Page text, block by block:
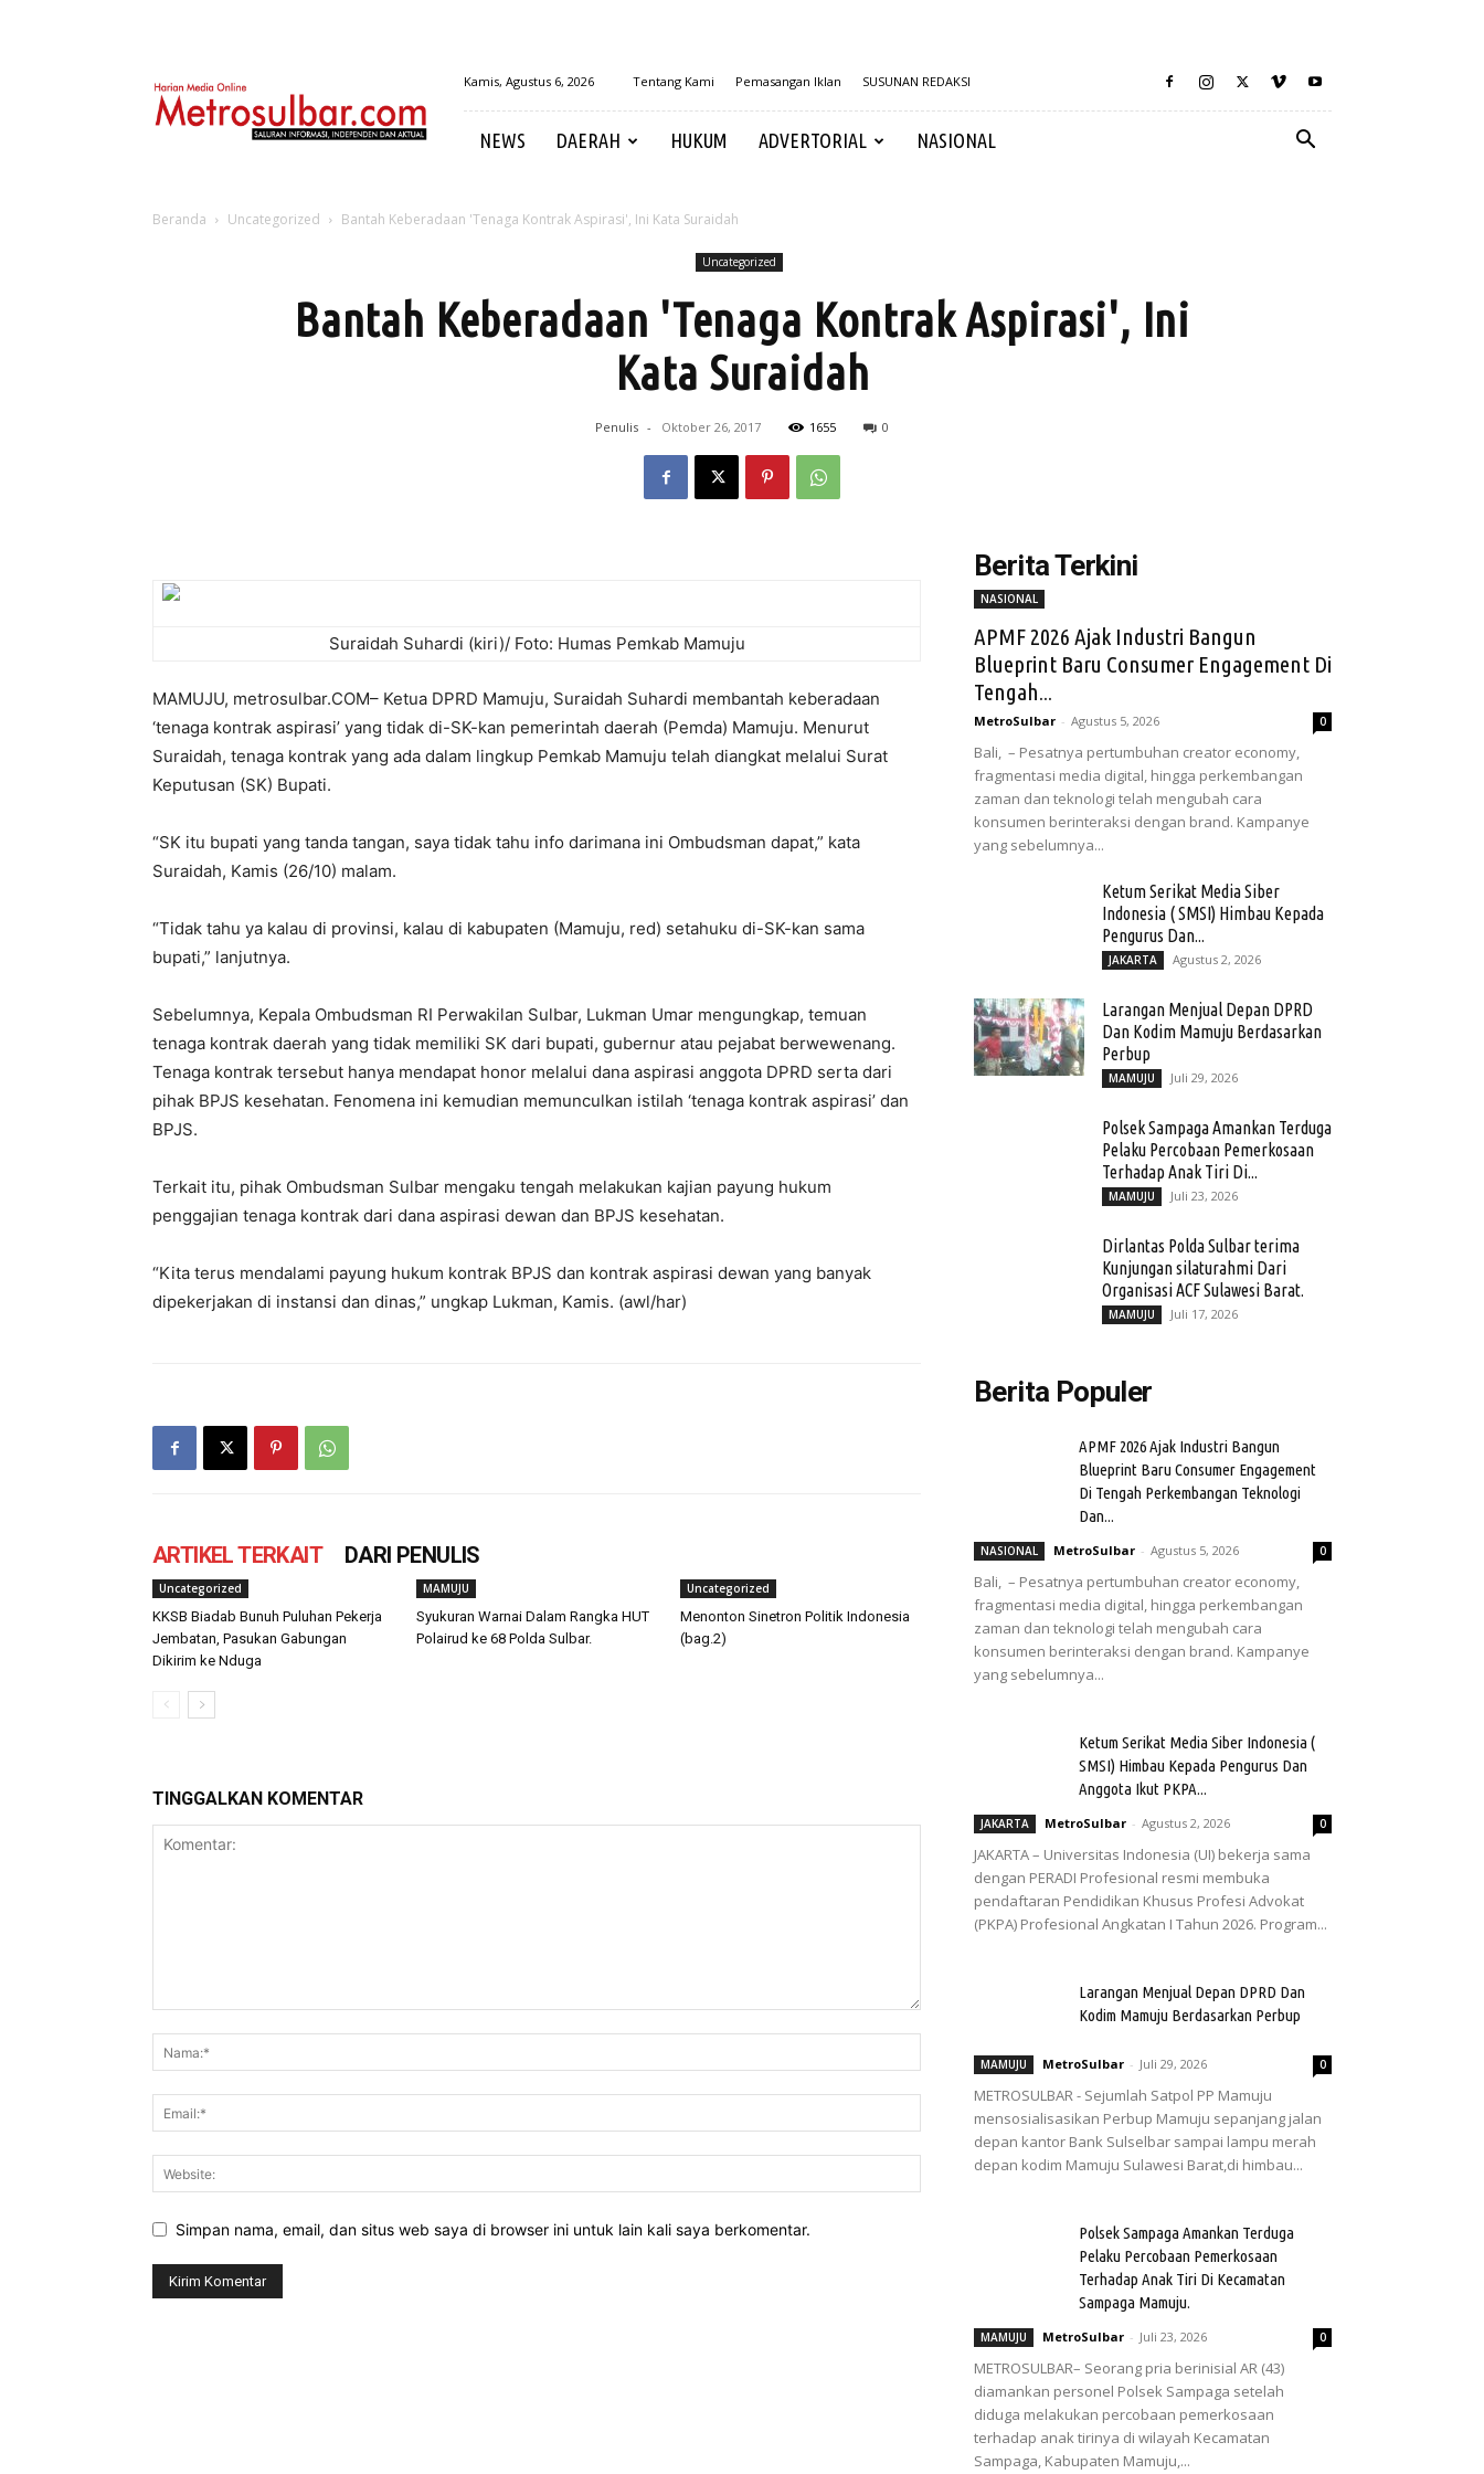
Kamis, Agustus 6, 2026 Tentang Kami Pemasangan Iklan SUSUNAN REDAKSI
NEWS DAERAH HUKUM ADVERTORIAL NASIONAL
Beranda Uncategorized Bantah Keberadaan 'Tenaga Kontrak Aspirasi', Ini Kata Suraidah
Uncategorized
Bantah Keberadaan 'Tenaga Kontrak Aspirasi', Ini
Kata Suraidah
Penulis - Oktober 26, 2017 1655 0
Suraidah Suhardi (kiri)/ Foto: Humas Pemkab Mamuju
MAMUJU, metrosulbar.COM– Ketua DPRD Mamuju, Suraidah Suhardi membantah keberadaan
‘tenaga kontrak aspirasi’ yang tidak di-SK-kan pemerintah daerah (Pemda) Mamuju. Menurut
Suraidah, tenaga kontrak yang ada dalam lingkup Pemkab Mamuju telah diangkat melalui Surat
Keputusan (SK) Bupati.
“SK itu bupati yang tanda tangan, saya tidak tahu info darimana ini Ombudsman dapat,” kata
Suraidah, Kamis (26/10) malam.
“Tidak tahu ya kalau di provinsi, kalau di kabupaten (Mamuju, red) setahuku di-SK-kan sama
bupati,” lanjutnya.
Sebelumnya, Kepala Ombudsman RI Perwakilan Sulbar, Lukman Umar mengungkap, temuan
tenaga kontrak daerah yang tidak memiliki SK dari bupati, gubernur atau pejabat berwewenang.
Tenaga kontrak tersebut hanya mendapat honor melalui dana aspirasi anggota DPRD serta dari
pihak BPJS kesehatan. Fenomena ini kemudian memunculkan istilah ‘tenaga kontrak aspirasi’ dan
BPJS.
Terkait itu, pihak Ombudsman Sulbar mengaku tengah melakukan kajian payung hukum
penggajian tenaga kontrak dari dana aspirasi dewan dan BPJS kesehatan.
“Kita terus mendalami payung hukum kontrak BPJS dan kontrak aspirasi dewan yang banyak
dipekerjakan di instansi dan dinas,” ungkap Lukman, Kamis. (awl/har)
ARTIKEL TERKAIT DARI PENULIS
Uncategorized
KKSB Biadab Bunuh Puluhan Pekerja
Jembatan, Pasukan Gabungan
Dikirim ke Nduga
MAMUJU
Syukuran Warnai Dalam Rangka HUT
Polairud ke 68 Polda Sulbar.
Uncategorized
Menonton Sinetron Politik Indonesia
(bag.2)
TINGGALKAN KOMENTAR
Simpan nama, email, dan situs web saya di browser ini untuk lain kali saya berkomentar.
Berita Terkini
NASIONAL
APMF 2026 Ajak Industri Bangun
Blueprint Baru Consumer Engagement Di
Tengah...
MetroSulbar - Agustus 5, 2026 0
Bali, – Pesatnya pertumbuhan creator economy,
fragmentasi media digital, hingga perkembangan
zaman dan teknologi telah mengubah cara
konsumen berinteraksi dengan brand. Kampanye
yang sebelumnya...
Ketum Serikat Media Siber
Indonesia ( SMSI) Himbau Kepada
Pengurus Dan...
JAKARTA Agustus 2, 2026
Larangan Menjual Depan DPRD
Dan Kodim Mamuju Berdasarkan
Perbup
MAMUJU Juli 29, 2026
Polsek Sampaga Amankan Terduga
Pelaku Percobaan Pemerkosaan
Terhadap Anak Tiri Di...
MAMUJU Juli 23, 2026
Dirlantas Polda Sulbar terima
Kunjungan silaturahmi Dari
Organisasi ACF Sulawesi Barat.
MAMUJU Juli 17, 2026
Berita Populer
APMF 2026 Ajak Industri Bangun
Blueprint Baru Consumer Engagement
Di Tengah Perkembangan Teknologi
Dan...
NASIONAL MetroSulbar - Agustus 5, 2026 0
Bali, – Pesatnya pertumbuhan creator economy,
fragmentasi media digital, hingga perkembangan
zaman dan teknologi telah mengubah cara
konsumen berinteraksi dengan brand. Kampanye
yang sebelumnya...
Ketum Serikat Media Siber Indonesia (
SMSI) Himbau Kepada Pengurus Dan
Anggota Ikut PKPA...
JAKARTA MetroSulbar - Agustus 2, 2026 0
JAKARTA – Universitas Indonesia (UI) bekerja sama
dengan PERADI Profesional resmi membuka
pendaftaran Pendidikan Khusus Profesi Advokat
(PKPA) Profesional Angkatan I Tahun 2026. Program...
Larangan Menjual Depan DPRD Dan
Kodim Mamuju Berdasarkan Perbup
MAMUJU MetroSulbar - Juli 29, 2026 0
METROSULBAR - Sejumlah Satpol PP Mamuju
mensosialisasikan Perbup Mamuju sepanjang jalan
depan kantor Bank Sulselbar sampai lampu merah
depan kodim Mamuju Sulawesi Barat,di himbau...
Polsek Sampaga Amankan Terduga
Pelaku Percobaan Pemerkosaan
Terhadap Anak Tiri Di Kecamatan
Sampaga Mamuju.
MAMUJU MetroSulbar - Juli 23, 2026 0
METROSULBAR– Seorang pria berinisial AR (43)
diamankan personel Polsek Sampaga setelah
diduga melakukan percobaan pemerkosaan
terhadap anak tirinya di wilayah Kecamatan
Sampaga, Kabupaten Mamuju,...